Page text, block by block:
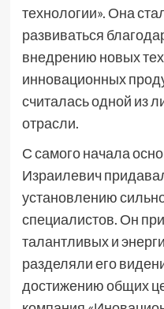
технологии». Она
развиваться
внедрению новых
инновационных
считалась одной из
отрасли.
С самого начала
Израилевич
установлению
специалистов. Он
талантливых и
разделяли его
достижению общих